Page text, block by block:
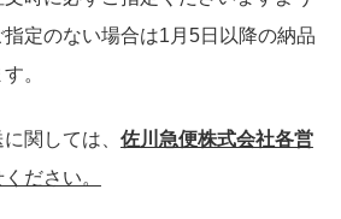
定のない場合は1月5日以降の納品
。
関しては、 佐川急便株式会社各営
ださい。